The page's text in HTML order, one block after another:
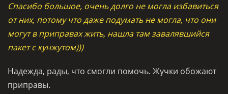
Спасибо большое, очень долго не могла избавиться
от них, потому что даже подумать не могла, что они
могут в приправах жить, нашла там завалявшийся
пакет с кунжутом)))
Надежда, рады, что смогли помочь. Жучки обожают
приправы.